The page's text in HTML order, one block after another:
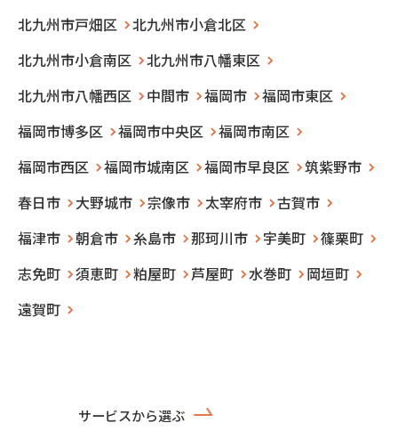
北九州市戸畑区
北九州市小倉北区
北九州市小倉南区
北九州市八幡東区
北九州市八幡西区
中間市 福岡市
福岡市東区
福岡市博多区
福岡市中央区
福岡市南区
福岡市西区
福岡市城南区 福岡市早良区
筑紫野市
春日市
大野城市 宗像市 太宰府市
古賀市
福津市
朝倉市 糸島市 那珂川市 宇美町
篠栗町
志免町
須恵町 粕屋町 芦屋町 水巻町
岡垣町
遠賀町
サービスから選ぶ